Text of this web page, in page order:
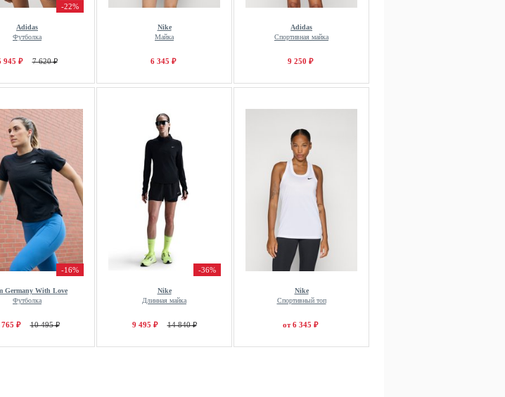
-22%
Adidas
Футболка
945 ₽ 7 620 ₽
Nike
Майка
6 345 ₽
Adidas
Спортивная майка
9 250 ₽
-16%
Germany With Love
Футболка
765 ₽ 10 495 ₽
-36%
Nike
Длинная майка
9 495 ₽ 14 840 ₽
Nike
Спортивный топ
от 6 345 ₽